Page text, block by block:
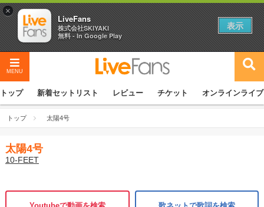
MENU
トップ 新着セットリスト レビュー チケット オンラインライブ
トップ 太陽4号
太陽4号
10-FEET
×
LiveFans
株式会社SKIYAKI
無料 - In Google Play
表示